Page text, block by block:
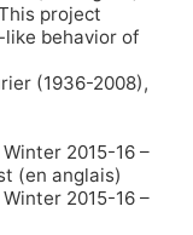
project
behavior of
(1936-2008),
2015-16 –
(en anglais)
2015-16 –